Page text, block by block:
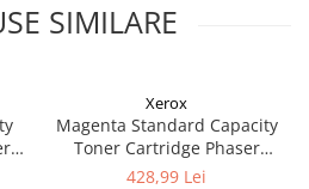
SIMILARE
Xerox
Magenta Standard Capacity
Toner Cartridge Phaser
6510/WorkCentre 6515
428,99 Lei